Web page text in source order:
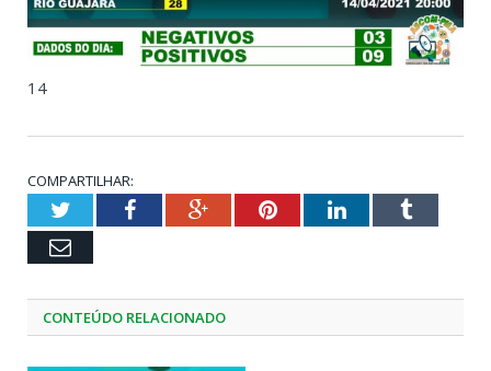
14
COMPARTILHAR:
TwitterFacebookGoogle+PinterestLinkedInTumblr
Email
CONTEÚDO RELACIONADO